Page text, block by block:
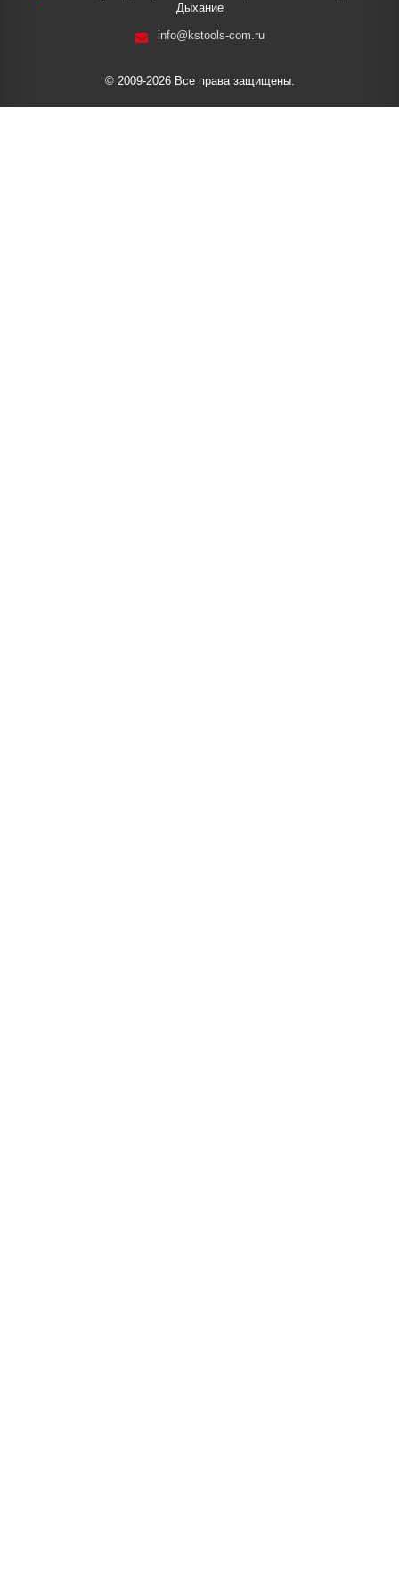
Дыхание
info@kstools-com.ru
© 2009-2026 Все права защищены.